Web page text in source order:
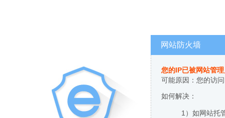
网站防火墙
您的IP已被网站管
可能原因：您的访
如何解决：
1）如网站托